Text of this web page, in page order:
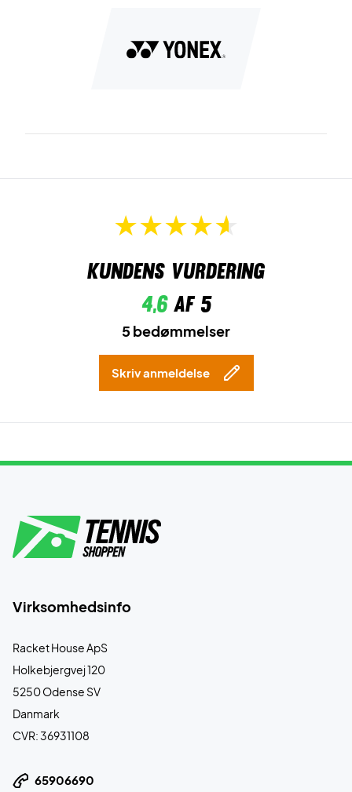
Kundens vurdering
4,6af 5
5 bedømmelser
Skriv anmeldelse
Virksomhedsinfo
Racket House ApS
Holkebjergvej 120
5250 Odense SV
Danmark
CVR: 36931108
65906690